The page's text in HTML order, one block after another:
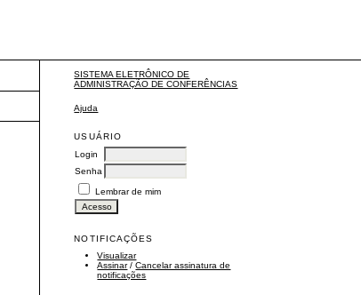
SISTEMA ELETRÔNICO DE
ADMINISTRAÇÃO DE CONFERÊNCIAS
Ajuda
USUÁRIO
Login
Senha
Lembrar de mim
NOTIFICAÇÕES
Visualizar
Assinar/Cancelar assinatura de
notificações